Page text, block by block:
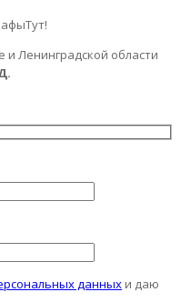
Ленинградской области
данных и даю